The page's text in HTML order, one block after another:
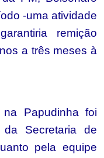
-uma atividade
remição
a três meses à
Papudinha foi
Secretaria de
pela equipe